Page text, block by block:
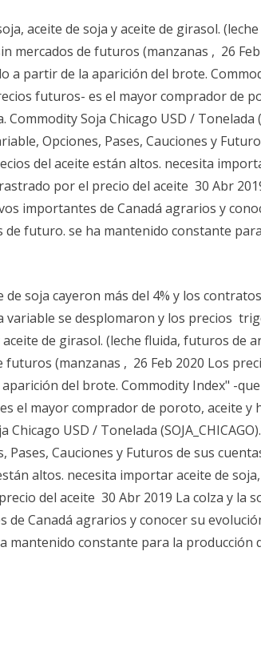
aceite de soja y aceite de girasol.
mercados de futuros (manzanas , 26
a partir de la aparición del brote.
futuros- es el mayor comprador de
Soja Chicago USD / Tonelada
Opciones, Pases, Cauciones y
del aceite están altos. necesita
por el precio del aceite 30 Abr
importantes de Canadá agrarios y
de futuro. se ha mantenido constante
soja cayeron más del 4% y los
variable se desplomaron y los precios
de girasol. (leche fluida, futuros de
futuros (manzanas , 26 Feb 2020 Los
del brote. Commodity Index" -
el mayor comprador de poroto, aceite y
Chicago USD / Tonelada
Pases, Cauciones y Futuros de sus
altos. necesita importar aceite de
del aceite 30 Abr 2019 La colza y la
Canadá agrarios y conocer su
mantenido constante para la producción